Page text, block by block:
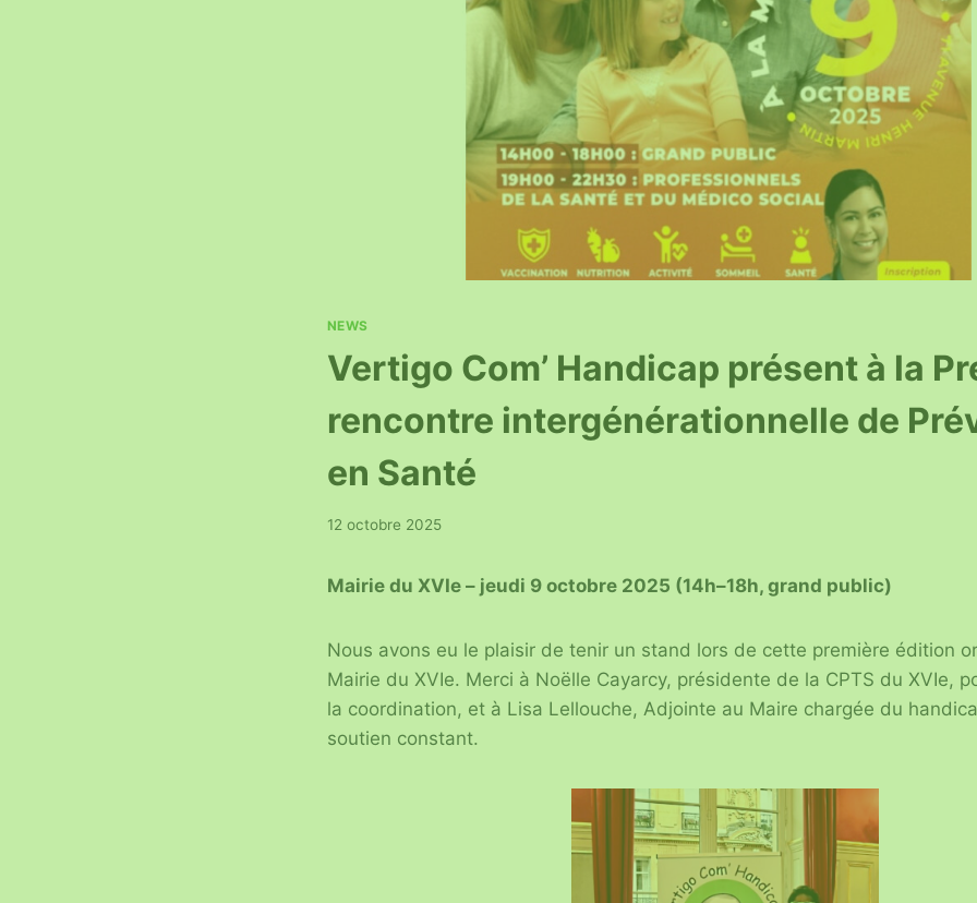
NEWS
Vertigo Com’ Handicap présent à la
rencontre intergénérationnelle de
en Santé
12 octobre 2025
Mairie du XVIe – jeudi 9 octobre 2025 (14h–18h, grand public)
Nous avons eu le plaisir de tenir un stand lors de cette première édition
Mairie du XVIe. Merci à Noëlle Cayarcy, présidente de la CPTS du XVIe,
la coordination, et à Lisa Lellouche, Adjointe au Maire chargée du
soutien constant.